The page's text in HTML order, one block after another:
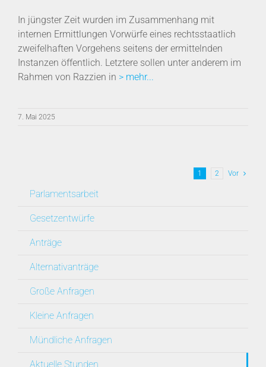
In jüngster Zeit wurden im Zusammenhang mit
internen Ermittlungen Vorwürfe eines rechtsstaatlich
zweifelhaften Vorgehens seitens der ermittelnden
Instanzen öffentlich. Letztere sollen unter anderem im
Rahmen von Razzien in > mehr...
7. Mai 2025
1 2 Vor
Parlamentsarbeit
Gesetzentwürfe
Anträge
Alternativanträge
Große Anfragen
Kleine Anfragen
Mündliche Anfragen
Aktuelle Stunden